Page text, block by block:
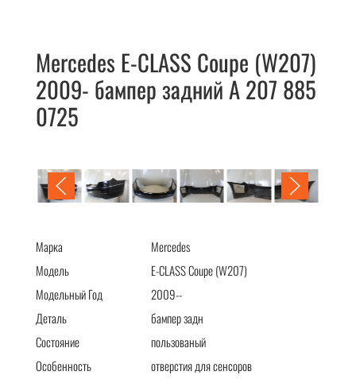
Mercedes E-CLASS Coupe (W207)
2009- бампер задний A 207 885
0725
Mercedes E-CLASS Coupe (W207) 2009- бампер задний A 207
Марка
Mercedes
Модель
E-CLASS Coupe (W207)
Модельный Год
2009--
Деталь
бампер задн
Состояние
пользованый
Особенность
отверстия для сенсоров